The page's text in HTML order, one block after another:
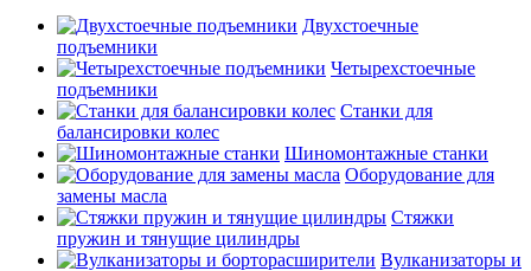
Двухстоечные
подъемники
Четырехстоечные
подъемники
Станки для
балансировки колес
Шиномонтажные станки
Оборудование для
замены масла
Стяжки
пружин и тянущие цилиндры
Вулканизаторы и